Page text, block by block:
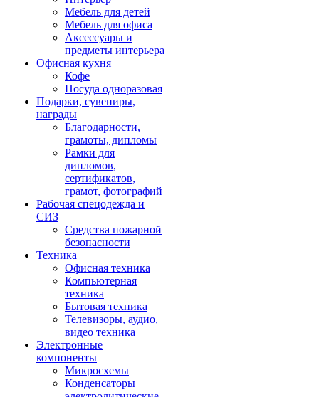
Мебель для детей
Мебель для офиса
Аксессуары и
предметы интерьера
Офисная кухня
Кофе
Посуда одноразовая
Подарки, сувениры,
награды
Благодарности,
грамоты, дипломы
Рамки для
дипломов,
сертификатов,
грамот, фотографий
Рабочая спецодежда и
СИЗ
Средства пожарной
безопасности
Техника
Офисная техника
Компьютерная
техника
Бытовая техника
Телевизоры, аудио,
видео техника
Электронные
компоненты
Микросхемы
Конденсаторы